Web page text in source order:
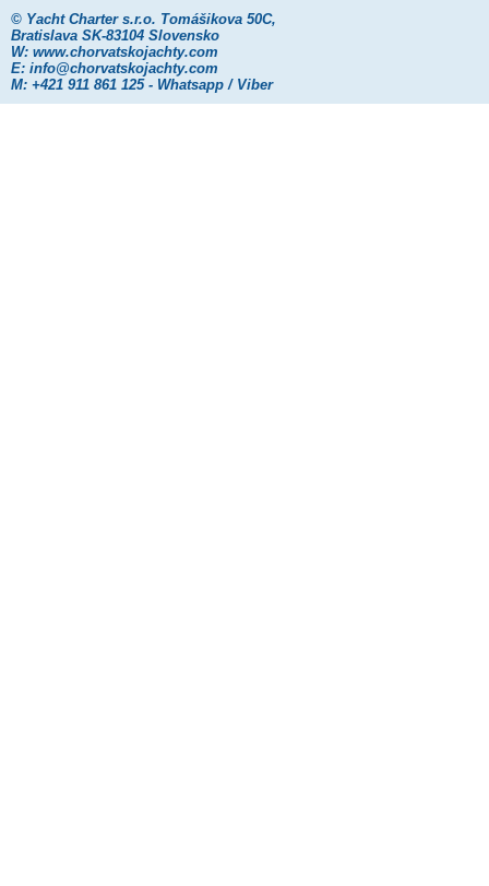
© Yacht Charter s.r.o. Tomášikova 50C,
Bratislava SK-83104 Slovensko
W: www.chorvatskojachty.com
E: info@chorvatskojachty.com
M: +421 911 861 125 - Whatsapp / Viber